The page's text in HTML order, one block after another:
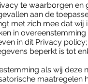
te waarborgen
aan de
met zich mee dat wij
in
in dit Privacy policy;
beperkt is tot
als wij